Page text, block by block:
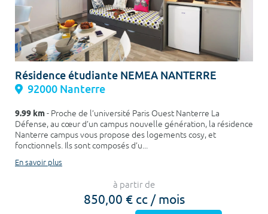
Résidence étudiante NEMEA NANTERRE
92000 Nanterre
9.99 km- Proche de l’université Paris Ouest Nanterre La
Défense, au cœur d’un campus nouvelle génération, la résidence
Nanterre campus vous propose des logements cosy, et
fonctionnels. Ils sont composés d’u...
En savoir plus
à partir de
850,00 € cc / mois